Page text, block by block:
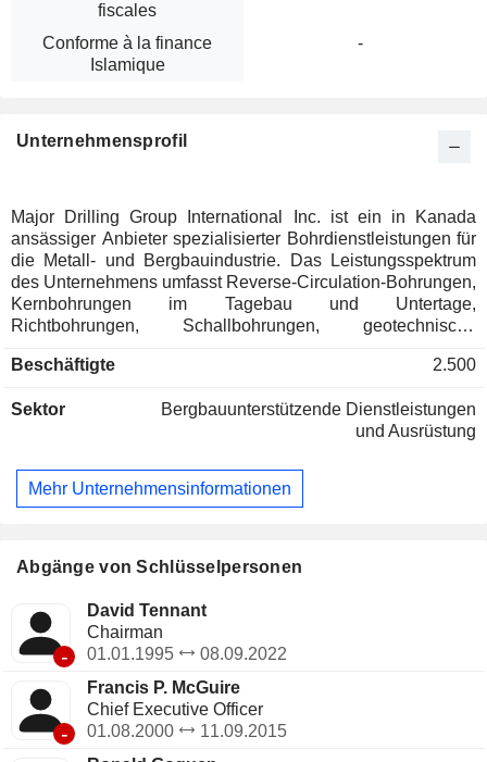
fiscales
Conforme à la finance
Islamique
-
Unternehmensprofil
Major Drilling Group International Inc. ist ein in Kanada
ansässiger Anbieter spezialisierter Bohrdienstleistungen für
die Metall- und Bergbauindustrie. Das Leistungsspektrum
des Unternehmens umfasst Reverse-Circulation-Bohrungen,
Kernbohrungen im Tagebau und Untertage,
Richtbohrungen, Schallbohrungen, geotechnische
Kohleflözgasbohrungen, Flachgasbohrungen, Untertage-
Sprengarbeiten im Tagebau, verbunden mit der
kontinuierlichen Weiterentwicklung und Optimierung seines
Innovationsdienstleistungen. Die Dienstleistungen im
Bereich der Mineralienbohrungen lassen sich in
zwei Kundengruppen: junge Explorationsunternehmen
mittelständischen Unternehmen, für die das Unternehmen
Explorationsbohrungen auf neuen Standorten und/oder
Bohrungen in bestehenden Bergwerken durchführt. Es
unterhält Betriebsstätten und Niederlassungen in
Nordamerika, Südamerika, Asien, Afrika und Europa.
Beschäftigte 2.500
Sektor
Bergbauunterstützende Dienstleistungen
und Ausrüstung
Mehr Unternehmensinformationen
Abgänge von Schlüsselpersonen
-
David Tennant
Chairman
01.01.1995
08.09.2022
-
Francis P. McGuire
Chief Executive Officer
01.08.2000
11.09.2015